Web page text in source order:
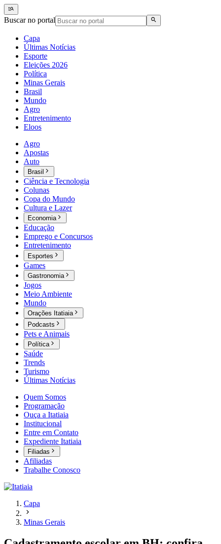
Buscar no portal
Capa
Últimas Notícias
Esporte
Eleições 2026
Política
Minas Gerais
Brasil
Mundo
Agro
Entretenimento
Eloos
Agro
Apostas
Auto
Brasil
Ciência e Tecnologia
Colunas
Copa do Mundo
Cultura e Lazer
Economia
Educação
Emprego e Concursos
Entretenimento
Esportes
Games
Gastronomia
Jogos
Meio Ambiente
Mundo
Orações Itatiaia
Podcasts
Pets e Animais
Política
Saúde
Trends
Turismo
Últimas Notícias
Quem Somos
Programação
Ouça a Itatiaia
Institucional
Entre em Contato
Expediente Itatiaia
Filiadas
Afiliadas
Trabalhe Conosco
Capa
Minas Gerais